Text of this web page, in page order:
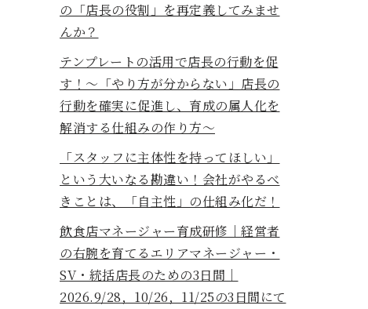
の「店長の役割」を再定義してみませ
んか？
テンプレートの活用で店長の行動を促
す！～「やり方が分からない」店長の
行動を確実に促進し、育成の属人化を
解消する仕組みの作り方～
「スタッフに主体性を持ってほしい」
という大いなる勘違い！会社がやるべ
きことは、「自主性」の仕組み化だ！
飲食店マネージャー育成研修｜経営者
の右腕を育てるエリアマネージャー・
SV・統括店長のための3日間｜
2026.9/28，10/26，11/25の3日間にて